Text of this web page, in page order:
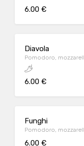
6.00 €
Diavola
Pomodoro,
6.00 €
Funghi
Pomodoro,
6.00 €